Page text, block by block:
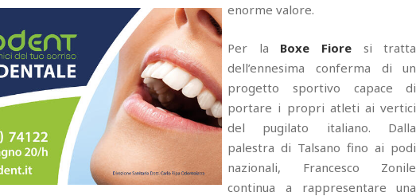
enorme valore.
Per la Boxe Fiore si tratta
dell’ennesima conferma di un
progetto sportivo capace di
portare i propri atleti ai vertici
del pugilato italiano. Dalla
palestra di Talsano fino ai podi
nazionali, Francesco Zonile
continua a rappresentare una